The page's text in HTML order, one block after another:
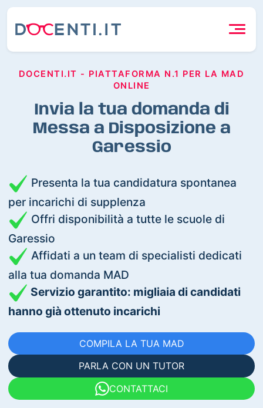
DOCENTI.IT - PIATTAFORMA N.1 PER LA MAD
ONLINE
Invia la tua domanda di
Messa a Disposizione a
Garessio
Presenta la tua candidatura spontanea
per incarichi di supplenza
Offri disponibilità a tutte le scuole di
Garessio
Affidati a un team di specialisti dedicati
alla tua domanda MAD
Servizio garantito: migliaia di candidati
hanno già ottenuto incarichi
COMPILA LA TUA MAD
PARLA CON UN TUTOR
CONTATTACI